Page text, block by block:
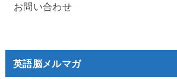
お問い合わせ
英語脳メルマガ